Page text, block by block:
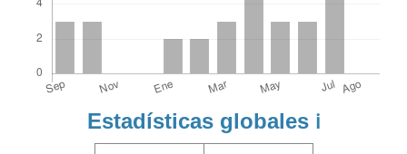
Estadísticas globales ℹ️